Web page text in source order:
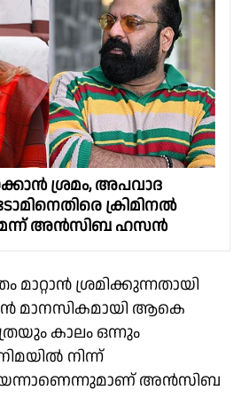
ശ്രമം, അപവാദ
ക്രിമിനൽ
അൻസിബ ഹസൻ
ശ്രമിക്കുന്നതായി
മാനസികമായി ആകെ
കാലം ഒന്നും
നിന്ന്
അൻസിബ